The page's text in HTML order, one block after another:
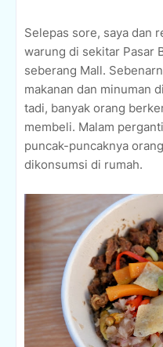
Selepas sore, saya dan
warung di sekitar Pasar
seberang Mall.
makanan dan minuman
tadi, banyak orang
membeli. Malam
puncak-puncaknya
dikonsumsi di rumah.